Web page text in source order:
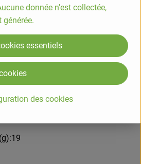
Blé Traces possibles: Moutarde,
100g
294
(g):1.3
donnée n'est collectée,
générée.
des cookies
essentiels